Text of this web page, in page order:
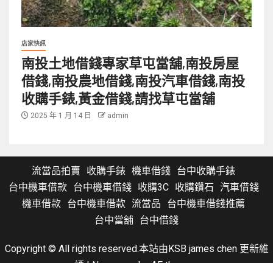
店家快訊
南投土地借錢專家草屯當舖,南投房屋
借錢,南投農地借錢,南投汽車借錢,南投
收購手錶,黃金借錢,請找草屯當舖
2025 年 1 月 14 日 admin
流當品拍賣 收購手錶 機車借錢 台中收購手錶
台中機車借款
台中機車借錢 收購3C 收購鑽石 汽車借錢
機車借款 台中機車借款 流當品
台中機車借錢推薦
台中當舖 台中借錢
Copyright © All rights reserved.本站由KSB james chen 更新維